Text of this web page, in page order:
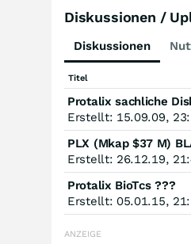
Diskussionen /
Diskussionen
Titel
Protalix sachliche
Erstellt: 15.09.09,
PLX (Mkap $37 M)
Erstellt: 26.12.19,
Protalix BioTcs ???
Erstellt: 05.01.15,